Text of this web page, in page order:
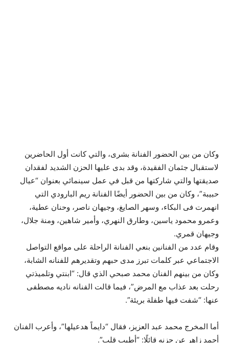
وكان من بين الحضور الفنانة بشرى، والتي كانت أول الحاضرين
لاستقبال جثمان الفقيدة، وقد بدى عليها الحزن الشديد لفقدان
صديقتها والتي شاركتها من قبل في عمل سينمائي بعنوان “عيال
حبيبة”، وكان من بين الحضور أيضًا الفنانة ريم البارودي التي
انهمرت فى البكاء، وسهر الصايغ، وجيهان ناصر، وحنان عطية،
وعمرو محمود ياسين، وطارق النهري، وأمير شاهين، ومنة جلال،
وجيهان قمري.
وقام عدد من الفنانين بنعي الفنانة الراحلة على مواقع التواصل
الاجتماعي عبر كلمات تبرز مدى حبهم وتقديرهم للفنانه الشابة،
وكان من بينهم الفنان محمد صبحي الذي قال: “ابنتي وتلميذتي
رحلت بعد عذاب مع المرض”، فيما قالت الفنانه ناديه مصطفى
عنها: “شفت فيها طفلة بريئة”.
أما المخرج محمد عبد العزيز، فقال “دايماً هدعيلها”، وأعرب الفنان
أحمد زاهر عن حزنه قائلًا: “أطيب قلب”.